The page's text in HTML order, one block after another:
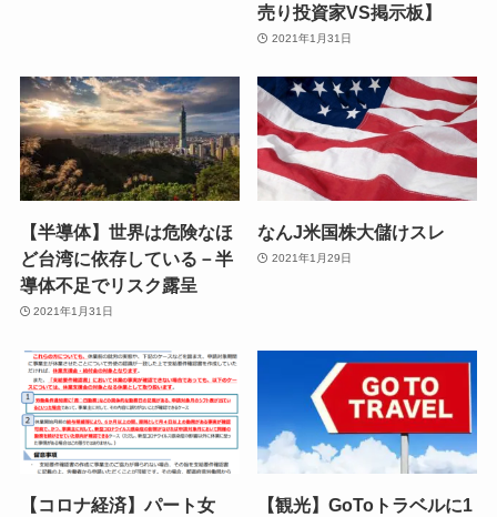
売り投資家VS掲示板】
2021年1月31日
【半導体】世界は危険なほ
ど台湾に依存している－半
導体不足でリスク露呈
2021年1月31日
なんJ米国株大儲けスレ
2021年1月29日
【コロナ経済】パート女
【観光】GoToトラベルに1